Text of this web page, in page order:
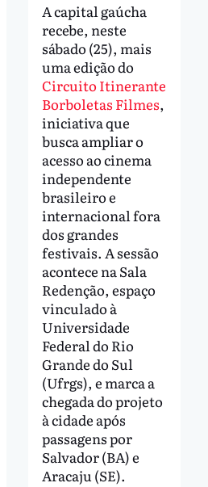
A capital gaúcha
recebe, neste
sábado (25), mais
uma edição do
Circuito Itinerante
Borboletas Filmes,
iniciativa que
busca ampliar o
acesso ao cinema
independente
brasileiro e
internacional fora
dos grandes
festivais. A sessão
acontece na Sala
Redenção, espaço
vinculado à
Universidade
Federal do Rio
Grande do Sul
(Ufrgs), e marca a
chegada do projeto
à cidade após
passagens por
Salvador (BA) e
Aracaju (SE).